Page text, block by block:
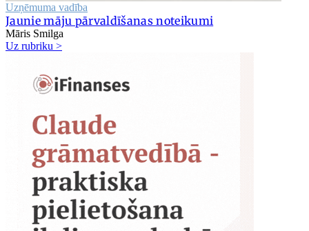
Uzņēmuma vadība
Jaunie māju pārvaldīšanas noteikumi
Māris Smilga
Uz rubriku >